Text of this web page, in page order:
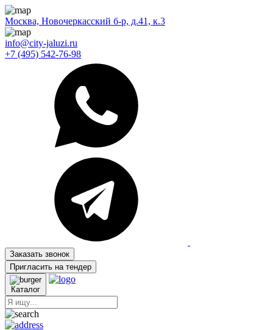
Москва, Новочеркасский б-р, д.41, к.3
info@city-jaluzi.ru
+7 (495) 542-76-98
Заказать звонок
Пригласить на тендер
Каталог